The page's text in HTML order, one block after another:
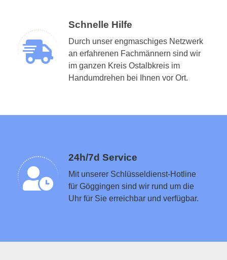
Schnelle Hilfe
Durch unser engmaschiges Netzwerk
an erfahrenen Fachmännern sind wir
im ganzen Kreis Ostalbkreis im
Handumdrehen bei Ihnen vor Ort.
24h/7d Service
Mit unserer Schlüsseldienst-Hotline
für Göggingen sind wir rund um die
Uhr für Sie erreichbar und verfügbar.
Schlüsseldienst in der Nähe vermitteln